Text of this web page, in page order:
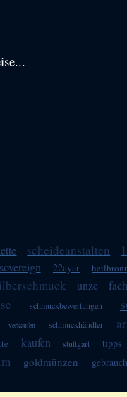
scheideanstalten
sovereign 22ayar
unze
schmuckbewertungen
verkaufen schmuckhändler
kaufen stuttgart tipps
goldmünzen